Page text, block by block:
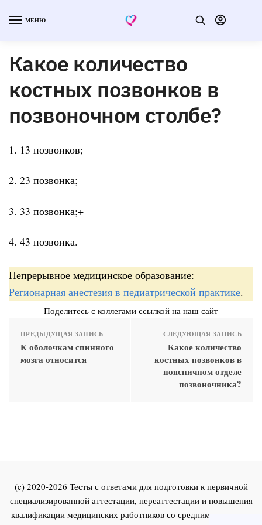
МЕНЮ
Какое количество
костных позвонков в
позвоночном столбе?
1. 13 позвонков;
2. 23 позвонка;
3. 33 позвонка;+
4. 43 позвонка.
Непрерывное медицинское образование:
Регионарная анестезия в педиатрической практике.
Поделитесь с коллегами ссылкой на наш сайт
ПРЕДЫДУЩАЯ ЗАПИСЬ
К оболочкам спинного
мозга относится
СЛЕДУЮЩАЯ ЗАПИСЬ
Какое количество
костных позвонков в
поясничном отделе
позвоночника?
(c) 2020-2026 Тесты с ответами для подготовки к первичной
специализированной аттестации, переаттестации и повышения
квалификации медицинских работников со средним и высшим